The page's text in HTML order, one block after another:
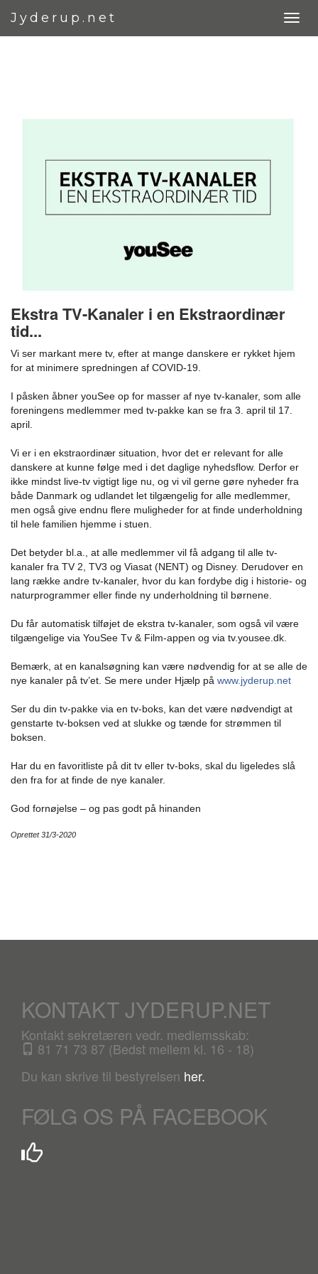
Jyderup.net
Ekstra TV-Kanaler i en Ekstraordinær
tid...
Vi ser markant mere tv, efter at mange danskere er rykket hjem
for at minimere spredningen af COVID-19.
I påsken åbner youSee op for masser af nye tv-kanaler, som alle
foreningens medlemmer med tv-pakke kan se fra 3. april til 17.
april.
Vi er i en ekstraordinær situation, hvor det er relevant for alle
danskere at kunne følge med i det daglige nyhedsflow. Derfor er
ikke mindst live-tv vigtigt lige nu, og vi vil gerne gøre nyheder fra
både Danmark og udlandet let tilgængelig for alle medlemmer,
men også give endnu flere muligheder for at finde underholdning
til hele familien hjemme i stuen.
Det betyder bl.a., at alle medlemmer vil få adgang til alle tv-
kanaler fra TV 2, TV3 og Viasat (NENT) og Disney. Derudover en
lang række andre tv-kanaler, hvor du kan fordybe dig i historie- og
naturprogrammer eller finde ny underholdning til børnene.
Du får automatisk tilføjet de ekstra tv-kanaler, som også vil være
tilgængelige via YouSee Tv & Film-appen og via tv.yousee.dk.
Bemærk, at en kanalsøgning kan være nødvendig for at se alle de
nye kanaler på tv’et. Se mere under Hjælp på www.jyderup.net
Ser du din tv-pakke via en tv-boks, kan det være nødvendigt at
genstarte tv-boksen ved at slukke og tænde for strømmen til
boksen.
Har du en favoritliste på dit tv eller tv-boks, skal du ligeledes slå
den fra for at finde de nye kanaler.
God fornøjelse – og pas godt på hinanden
Oprettet 31/3-2020
KONTAKT JYDERUP.NET
Kontakt sekretæren vedr. medlemsskab:
81 71 73 87 (Bedst mellem kl. 16 - 18)
Du kan skrive til bestyrelsen her.
FØLG OS PÅ FACEBOOK